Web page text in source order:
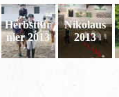
Herbsttur
nier 2013
Nikolaus
2013